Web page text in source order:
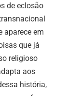
de eclosão
aparece em
que já
religioso
aos
história,